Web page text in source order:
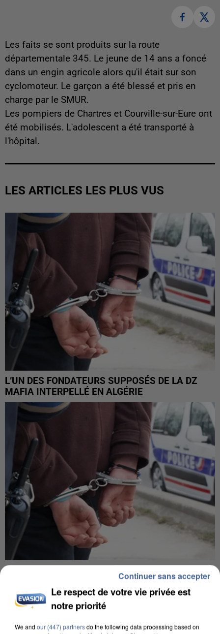
Les faits se sont produits sur la route
départementale 345. Le jeune de 14 ans a foncé
dans un engin agricole alors qu'il était sur son
cyclomoteur. Le garçon a été blessé et pris en
charge par le SMUR.
Les pompiers de Chartres et Courville-sur-Eure ont
été mobilisés. L'adolescent a été transporté à
l'hôpital.
LES ARTICLES LES PLUS VUS
L’UN DES FONDATEURS SUPPOSÉS DE LA DZ
MAFIA INTERPELLÉ EN ALGÉRIE
UN SECOND CADRE DE LA DZ MAFIA
Le respect de votre vie privée est
notre priorité
We and our (447) partnersdo the following data processing based on
Continuer sans accepter